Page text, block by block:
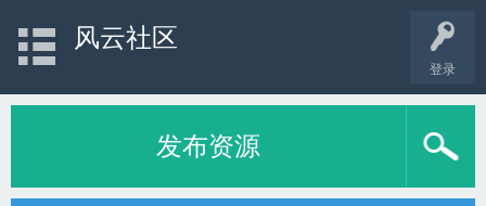
登录
风云社区
发布资源